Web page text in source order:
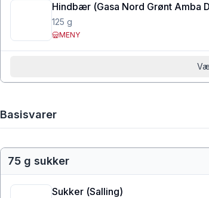
Hindbær (Gasa Nord Grønt Amba
125 g
MENY
Basisvarer
75 g sukker
Sukker (Salling)